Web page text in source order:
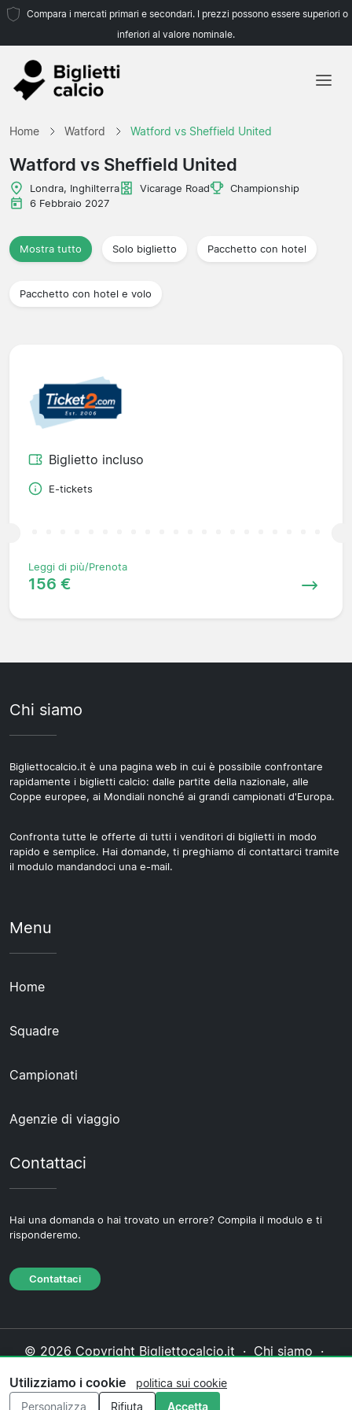
Compara i mercati primari e secondari. I prezzi possono essere superiori o
inferiori al valore nominale.
Home Watford Watford vs Sheffield United
Watford vs Sheffield United
Londra, Inghilterra Vicarage Road
Championship
6 Febbraio 2027
Mostra tutto Solo biglietto Pacchetto con hotel
Pacchetto con hotel e volo
Biglietto incluso
E-tickets
Leggi di più/Prenota
156 €
Chi siamo
Bigliettocalcio.it è una pagina web in cui è possibile confrontare
rapidamente i biglietti calcio: dalle partite della nazionale, alle
Coppe europee, ai Mondiali nonché ai grandi campionati d'Europa.
Confronta tutte le offerte di tutti i venditori di biglietti in modo
rapido e semplice. Hai domande, ti preghiamo di contattarci tramite
il modulo mandandoci una e-mail.
Menu
Home
Squadre
Campionati
Agenzie di viaggio
Contattaci
Hai una domanda o hai trovato un errore? Compila il modulo e ti
risponderemo.
Contattaci
© 2026 Copyright Bigliettocalcio.it · Chi siamo ·
cookie·Politica editoriale
Utilizziamo i cookie
politica sui cookie
Personalizza
Rifiuta Accetta